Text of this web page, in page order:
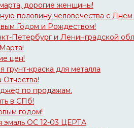
дорогие женщины!
половину человечества с
Годом и Рождеством!
Петербург и Ленинградской
цен!
грунт-краска для металла
по продажам.
в СПб!
годом!
эмаль ОС 12-03 ЦЕРТА